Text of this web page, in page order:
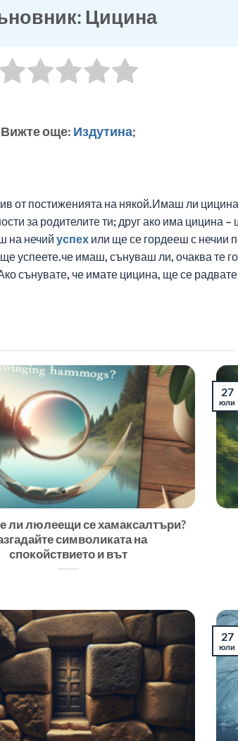
Цицина
Вижте още: Издутина;
постиженията на някой.Имаш ли цицина
за родителите ти; друг ако има
на нечий успех или ще се гордееш с нечии
успеете.че имаш, сънуваш ли, очаква те
сънувате, че имате цицина, ще се
ли люлеещи се хамаксалтъри?
символиката на
спокойствието и вът
27
юли
27
юли